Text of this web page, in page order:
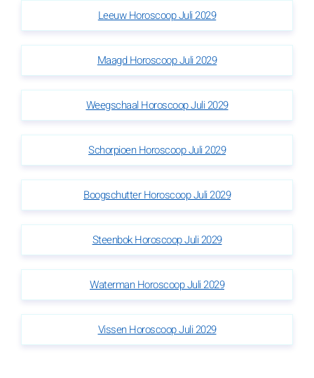
Leeuw Horoscoop Juli 2029
Maagd Horoscoop Juli 2029
Weegschaal Horoscoop Juli 2029
Schorpioen Horoscoop Juli 2029
Boogschutter Horoscoop Juli 2029
Steenbok Horoscoop Juli 2029
Waterman Horoscoop Juli 2029
Vissen Horoscoop Juli 2029